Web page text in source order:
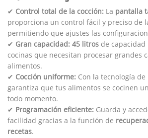
✔ Control total de la cocción: La pantalla
proporciona un control fácil y preciso de
permitiendo que ajustes las
✔ Gran capacidad: 45 litros de
cocinas que necesitan procesar grandes
alimentos.
✔ Cocción uniforme: Con la tecnología
garantiza que tus alimentos se cocinen
todo momento.
✔ Programación eficiente: Guarda y
facilidad gracias a la función de
recetas.